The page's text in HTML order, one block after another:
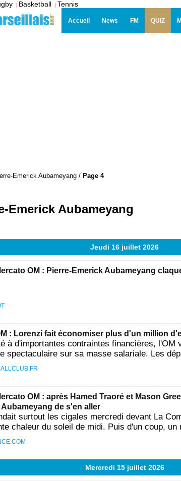
| Basketball | Tennis
Accueil News FM QUIZ
Emerick Aubameyang / Page 4
Emerick Aubameyang
Jeudi 16 juillet 2026
OM : Pierre-Emerick Aubameyang
: Lorenzi fait économiser plus d'un million
à d'importantes contraintes financières, l'OM
spectaculaire sur sa masse salariale. Les
OM : après Hamed Traoré et Mason
Aubameyang de s'en aller
surtout les cigales mercredi devant La
chaleur du soleil de midi. Puis d'un coup, un
Mercredi 15 juillet 2026